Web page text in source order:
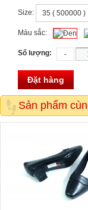
Size:
Màu sắc:
Số lượng:
Đặt hàng
Sản phẩm